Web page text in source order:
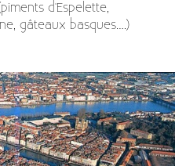
d'Espelette,
gâteaux basques….)